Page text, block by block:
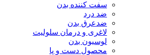
سفت کننده بدن
ضد درد
ضدعرق بدن
لاغری و درمان سلولیت
لوسیون بدن
محصول دست و پا